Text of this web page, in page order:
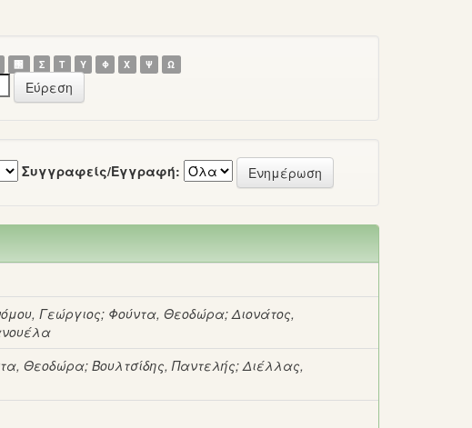
΢ Σ Τ Υ Φ Χ Ψ Ω
Συγγραφείς/Εγγραφή:
Γεώργιος; Φούντα, Θεοδώρα;Διονάτος,
Θεοδώρα; Βουλτσίδης, Παντελής;Διέλλας,